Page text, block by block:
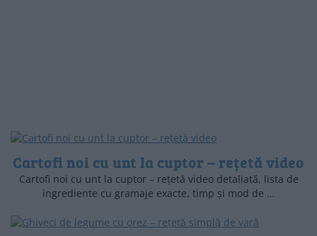
Cartofi noi cu unt la cuptor – rețetă video
Cartofi noi cu unt la cuptor – rețetă video detaliată, lista de
ingrediente cu gramaje exacte, timp și mod de …